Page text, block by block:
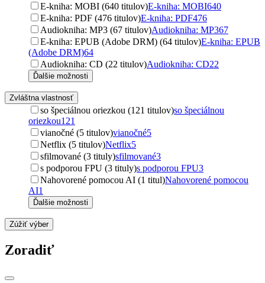
E-kniha: MOBI (640 titulov)E-kniha: MOBI640
E-kniha: PDF (476 titulov)E-kniha: PDF476
Audiokniha: MP3 (67 titulov)Audiokniha: MP367
E-kniha: EPUB (Adobe DRM) (64 titulov)E-kniha: EPUB
(Adobe DRM)64
Audiokniha: CD (22 titulov)Audiokniha: CD22
Ďalšie možnosti
Zvláštna vlastnosť
so špeciálnou oriezkou (121 titulov)so špeciálnou
oriezkou121
vianočné (5 titulov)vianočné5
Netflix (5 titulov)Netflix5
sfilmované (3 tituly)sfilmované3
s podporou FPU (3 tituly)s podporou FPU3
Nahovorené pomocou AI (1 titul)Nahovorené pomocou
AI1
Ďalšie možnosti
Zúžiť výber
Zoradiť